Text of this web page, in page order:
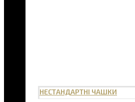
НЕСТАНДАРТНІ ЧАШКИ